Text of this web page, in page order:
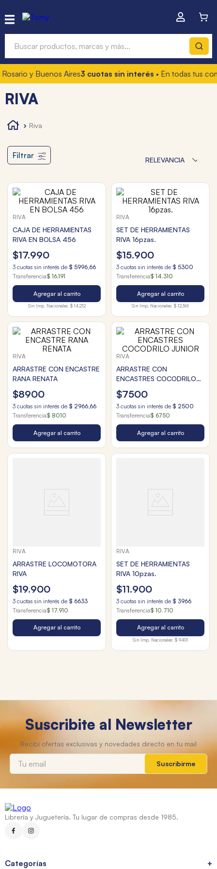
y Buenos Aires3 cuotas sin interés• En todas tus
RIVA
riva
Filtrar RELEVANCIA
RIVA
CAJA DE HERRAMIENTAS
RIVA EN BOLSA 456
$17.990
3 cuotas sin interés de $ 5996,66
Transferencia$ 16.191
Agregar al carrito
Sin Imp. Nacionales: $ 14.212
RIVA
SET DE HERRAMIENTAS
RIVA 16pzas.
$15.900
3 cuotas sin interés de $ 5300
Transferencia$ 14.310
Agregar al carrito
Sin Imp. Nacionales: $ 12.561
RIVA
ARRASTRE CON ENCASTRE
RANA RENATA
$8900
3 cuotas sin interés de $ 2966,66
Transferencia$ 8010
Agregar al carrito
RIVA
ARRASTRE CON
ENCASTRES COCODRILO
JUNIOR
$7500
3 cuotas sin interés de $ 2500
Transferencia$ 6750
Agregar al carrito
RIVA
ARRASTRE LOCOMOTORA
RIVA
$19.900
3 cuotas sin interés de $ 6633
Transferencia$ 17.910
Agregar al carrito
RIVA
SET DE HERRAMIENTAS
RIVA 10pzas.
$11.900
3 cuotas sin interés de $ 3966
Transferencia$ 10.710
Agregar al carrito
Sin Imp. Nacionales: $ 9401
Suscribite al Newsletter
Suscribirme
Librería y Juguetería. Tu lugar de compras desde 1985.
Categorías +
Términos más buscados
1.
hot wheels
3.
4. marcadores